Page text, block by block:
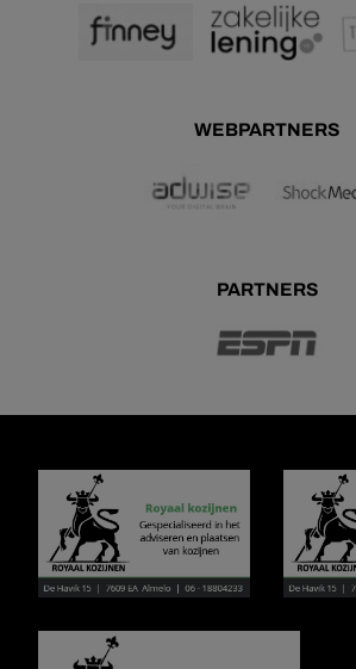
WEBPARTNERS
PARTNERS